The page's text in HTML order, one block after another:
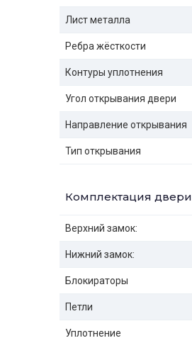
Лист металла
Ребра жёсткости
Контуры уплотнения
Угол открывания двери
Направление открывания
Тип открывания
Комплектация двери
Верхний замок:
Нижний замок:
Блокираторы
Петли
Уплотнение